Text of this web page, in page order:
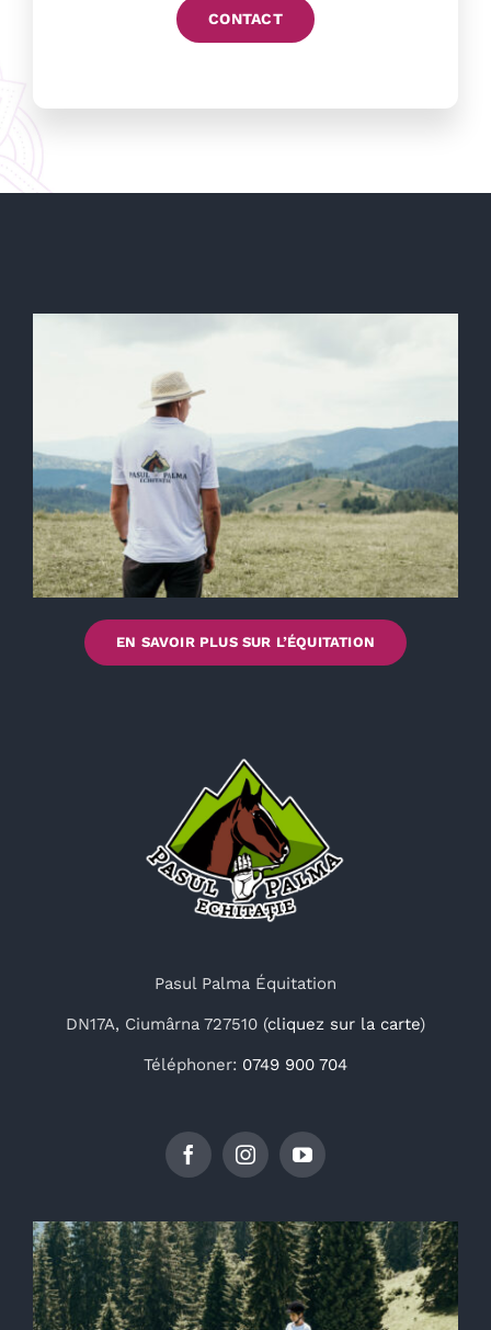
CONTACT
EN SAVOIR PLUS SUR L’ÉQUITATION
Pasul Palma Équitation
DN17A, Ciumârna 727510 (cliquez sur la carte)
Téléphoner: 0749 900 704